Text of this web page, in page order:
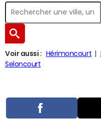
Voir aussi : Hérimoncourt
Seloncourt